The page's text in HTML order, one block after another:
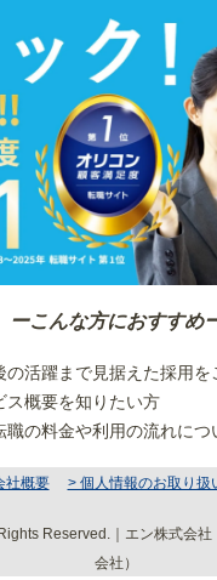
ーこんな方におすすめ
の活躍まで見据えた採用
ビス概要を
職の料金や利用の流れに
社概要 > 個人情報のお取り扱
Reserved.｜エン株式会社
会社）